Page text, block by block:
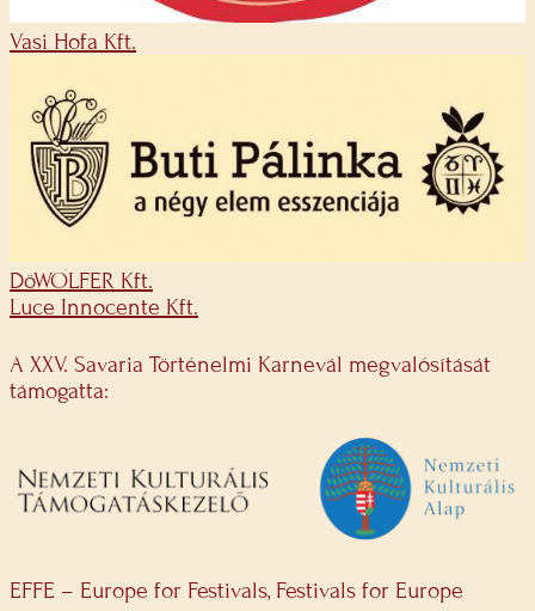
Vasi Hofa Kft.
DöWOLFER Kft.
Luce Innocente Kft.
A XXV. Savaria Történelmi Karnevál megvalósítását
támogatta:
EFFE – Europe for Festivals, Festivals for Europe